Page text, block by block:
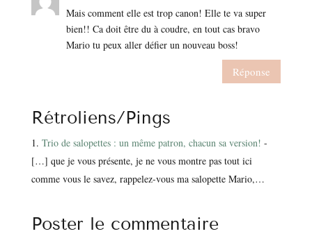
Mais comment elle est trop canon! Elle te va super
bien!! Ca doit être du à coudre, en tout cas bravo
Mario tu peux aller défier un nouveau boss!
Réponse
Rétroliens/Pings
Trio de salopettes : un même patron, chacun sa version! -
[…] que je vous présente, je ne vous montre pas tout ici
comme vous le savez, rappelez-vous ma salopette Mario,…
Poster le commentaire